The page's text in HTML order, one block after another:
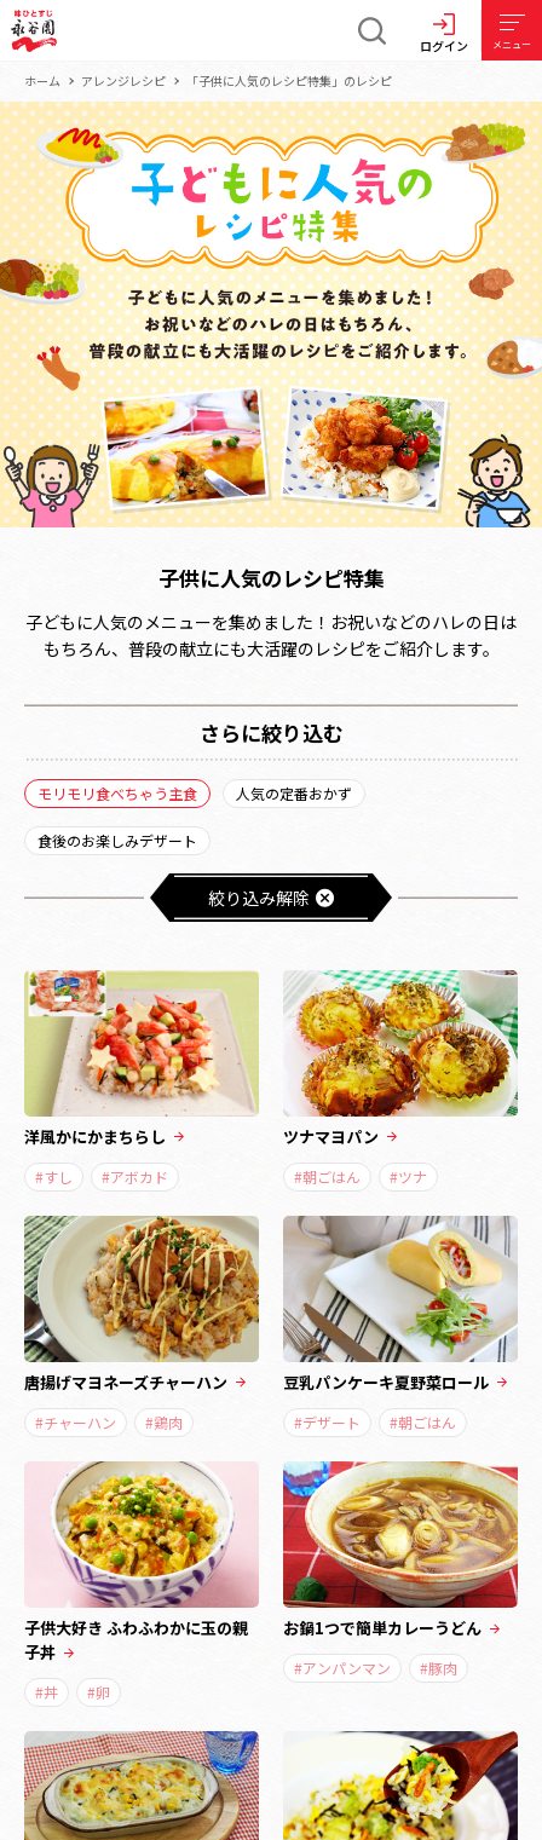
ログイン メニュー
ホーム アレンジレシピ 「子供に人気のレシピ特集」のレシピ
子供に人気のレシピ特集
子どもに人気のメニューを集めました！お祝いなどのハレの日は
もちろん、普段の献立にも大活躍のレシピをご紹介します。
さらに絞り込む
モリモリ食べちゃう主食 人気の定番おかず
食後のお楽しみデザート
絞り込み解除
洋風かにかまちらし
#すし #アボカド
ツナマヨパン
#朝ごはん #ツナ
唐揚げマヨネーズチャーハン
#チャーハン #鶏肉
豆乳パンケーキ夏野菜ロール
#デザート #朝ごはん
子供大好き ふわふわかに玉の親
子丼
#丼 #卵
お鍋1つで簡単カレーうどん
#アンパンマン #豚肉